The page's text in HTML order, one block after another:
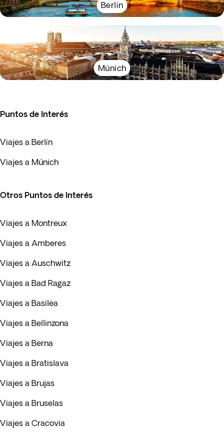
Berlín
Múnich
Puntos de Interés
Viajes a Berlín
Viajes a Múnich
Otros Puntos de Interés
Viajes a Montreux
Viajes a Amberes
Viajes a Auschwitz
Viajes a Bad Ragaz
Viajes a Basilea
Viajes a Bellinzona
Viajes a Berna
Viajes a Bratislava
Viajes a Brujas
Viajes a Bruselas
Viajes a Cracovia